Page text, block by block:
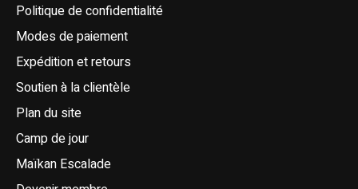
Politique de confidentialité
Modes de paiement
Expédition et retours
Soutien à la clientèle
Plan du site
Camp de jour
Maïkan Escalade